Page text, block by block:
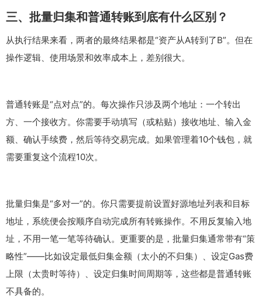
三、批量归集和普通转账到底有什么区别？
从执行结果来看，两者的最终结果都是“资产从A转到了B”。但在
操作逻辑、使用场景和效率成本上，差别很大。
普通转账是“点对点”的。每次操作只涉及两个地址：一个转出
方、一个接收方。你需要手动填写（或粘贴）接收地址、输入金
额、确认手续费，然后等待交易完成。如果管理着10个钱包，就
需要重复这个流程10次。
批量归集是“多对一”的。你只需要提前设置好源地址列表和目标
地址，系统便会按顺序自动完成所有转账操作。不用反复输入地
址，不用一笔一笔等待确认。更重要的是，批量归集通常带有“策
略性”——比如设定最低归集金额（太小的不归集）、设定Gas费
上限（太贵时等待）、设定归集时间周期等，这些都是普通转账
不具备的。